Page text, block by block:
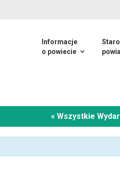
Informacje
o powiecie
« Wszystkie